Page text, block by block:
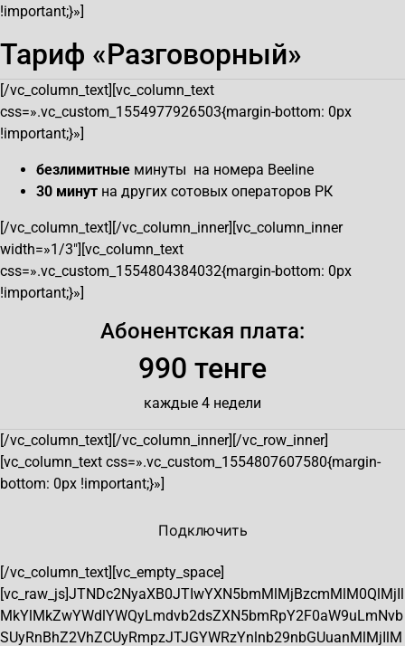
!important;}»]
Тариф «Разговорный»
[/vc_column_text][vc_column_text
css=».vc_custom_1554977926503{margin-bottom: 0px
!important;}»]
безлимитные минуты на номера Beeline
30 минут на других сотовых операторов РК
[/vc_column_text][/vc_column_inner][vc_column_inner
width=»1/3″][vc_column_text
css=».vc_custom_1554804384032{margin-bottom: 0px
!important;}»]
Абонентская плата:
990 тенге
каждые 4 недели
[/vc_column_text][/vc_column_inner][/vc_row_inner]
[vc_column_text css=».vc_custom_1554807607580{margin-
bottom: 0px !important;}»]
Подключить
[/vc_column_text][vc_empty_space]
[vc_raw_js]JTNDc2NyaXB0JTIwYXN5bmMlMjBzcmMlM0QlMjIl
MkYlMkZwYWdlYWQyLmdvb2dsZXN5bmRpY2F0aW9uLmNvb
SUyRnBhZ2VhZCUyRmpzJTJGYWRzYnlnb29nbGUuanMlMjIlM